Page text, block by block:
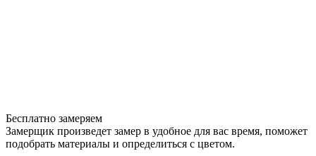
Бесплатно замеряем
Замерщик произведет замер в удобное для вас время, поможет
подобрать материалы и определиться с цветом.